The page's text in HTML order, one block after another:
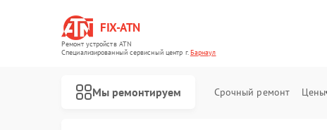
FIX-ATN
Ремонт устройств ATN
Специализированный cервисный центр г.Барнаул
Мы ремонтируем Срочный ремонт Цены